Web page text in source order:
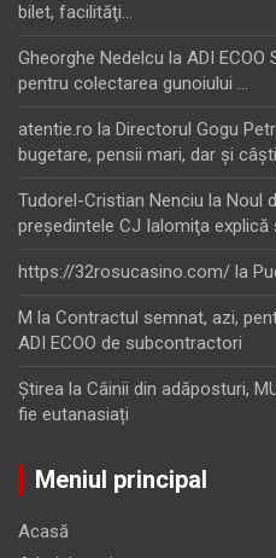
bilet, facilităţi…
Gheorghe Nedelcu la ADI ECOO
pentru colectarea gunoiului …
atentie.ro la Directorul Gogu
bugetare, pensii mari, dar şi
Tudorel-Cristian Nenciu la Noul
preşedintele CJ Ialomiţa
https://32rosucasino.com/ la
M la Contractul semnat, azi,
ADI ECOO de subcontractori
Ştirea la Câinii din adăposturi,
fie eutanasiați
Meniul principal
Acasă